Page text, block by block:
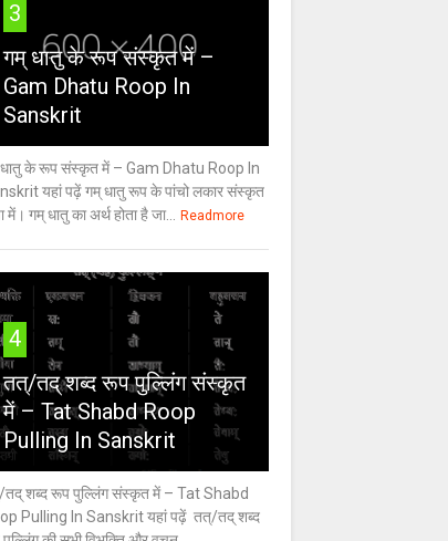
3
गम् धातु के रूप संस्कृत में –
Gam Dhatu Roop In
Sanskrit
के रूप संस्कृत में – Gam Dhatu Roop In
यहां पढ़ें गम् धातु रूप के पांचो लकार संस्कृत
में। गम् धातु का अर्थ होता है जा... Readmore
4
तत्/तद् शब्द रूप पुल्लिंग संस्कृत
में – Tat Shabd Roop
Pulling In Sanskrit
शब्द रूप पुल्लिंग संस्कृत में – Tat Shabd
Pulling In Sanskrit यहां पढ़ें तत्/तद् शब्द